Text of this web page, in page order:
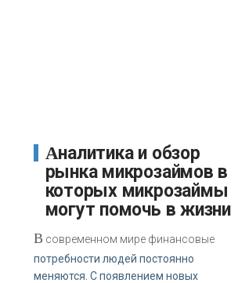
Аналитика и обзор
рынка микрозаймов в
которых микрозаймы
могут помочь в жизни
В современном мире финансовые
потребности людей постоянно
меняются. С появлением новых